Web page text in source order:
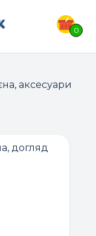
0
аксесуари
догляд